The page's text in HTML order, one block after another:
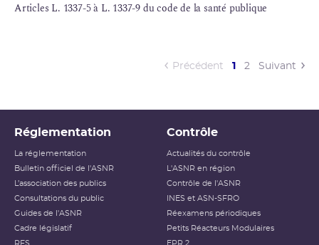
Articles L. 1337-5 à L. 1337-9 du code de la santé publique
Précédent 1 (current)
2 Suivant
Réglementation
La réglementation
Bulletin officiel de l'ASNR
L’association des publics
Consultations du public
Guides de l'ASNR
Cadre législatif
RFS
Contrôle
Actualités du contrôle
L'ASNR en région
Contrôle de l'ASNR
INES et ASN-SFRO
Réexamens périodiques
Petits Réacteurs Modulaires
EPR 2